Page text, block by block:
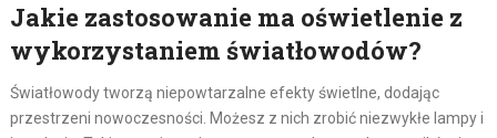
Jakie zastosowanie ma oświetlenie z
wykorzystaniem światłowodów?
Światłowody tworzą niepowtarzalne efekty świetlne, dodając
przestrzeni nowoczesności. Możesz z nich zrobić niezwykłe lampy i